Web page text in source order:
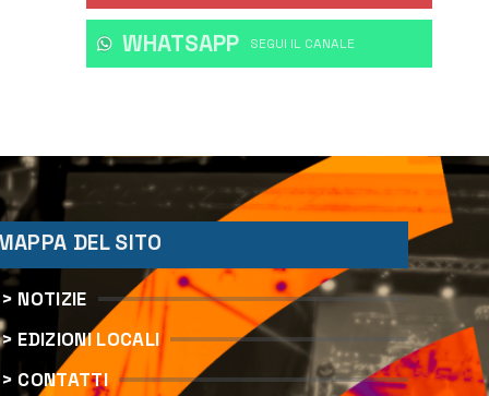
WHATSAPP ‎SEGUI IL CANALE
DEL SITO
> NOTIZIE
> EDIZIONI LOCALI
> CONTATTI